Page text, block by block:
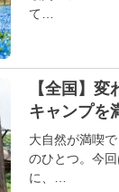
て…
【全国】
キャンプを
大自然が満喫
のひとつ。今
に、…